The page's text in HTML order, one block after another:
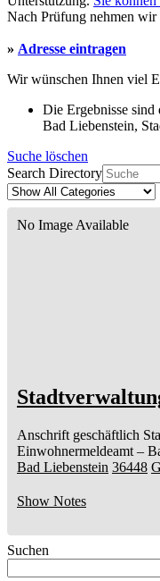
Nach Prüfung nehmen wir
» Adresse eintragen
Wir wünschen Ihnen viel
Die Ergebnisse
Bad Liebenstein,
Suche löschen
Search Directory
No Image Available
Anschrift geschäftlich
Einwohnermeldeamt –
Bad Liebenstein 36448
Show Notes
Suchen